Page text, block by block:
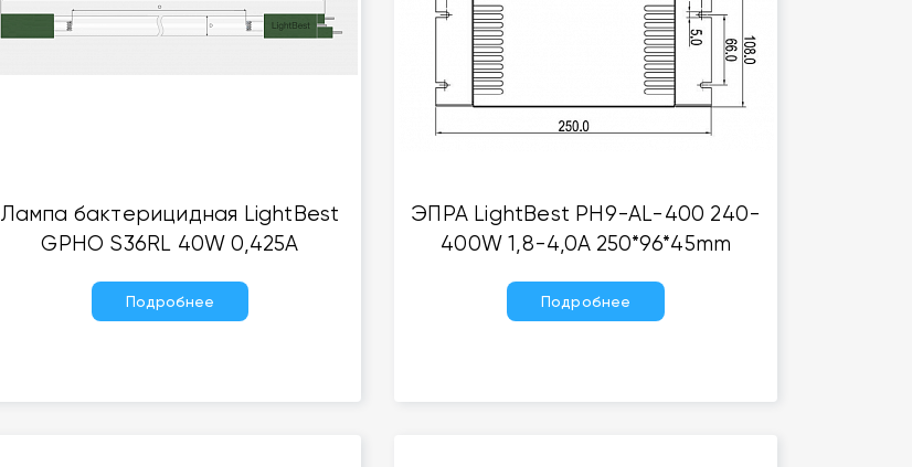
Лампа бактерицидная LightBest
GPHO S36RL 40W 0,425A
Подробнее
ЭПРА LightBest PH9-AL-400 240-
400W 1,8-4,0A 250*96*45mm
Подробнее